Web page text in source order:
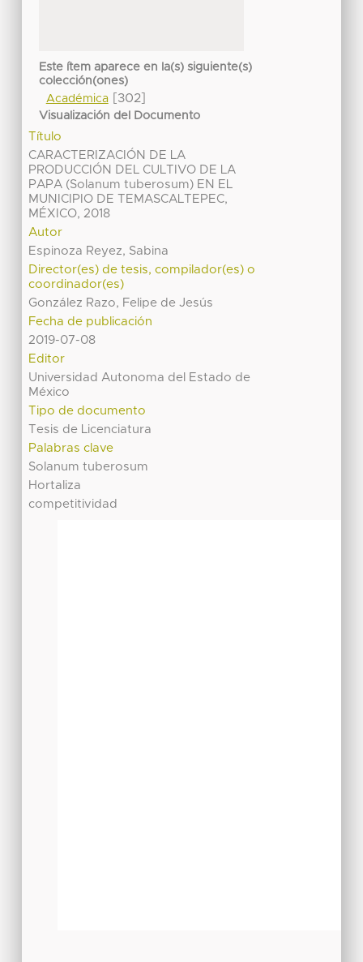
Este ítem aparece en la(s) siguiente(s)
colección(ones)
Académica[302]
Visualización del Documento
Título
CARACTERIZACIÓN DE LA
PRODUCCIÓN DEL CULTIVO DE LA
PAPA (Solanum tuberosum) EN EL
MUNICIPIO DE TEMASCALTEPEC,
MÉXICO, 2018
Autor
Espinoza Reyez, Sabina
Director(es) de tesis, compilador(es) o
coordinador(es)
González Razo, Felipe de Jesús
Fecha de publicación
2019-07-08
Editor
Universidad Autonoma del Estado de
México
Tipo de documento
Tesis de Licenciatura
Palabras clave
Solanum tuberosum
Hortaliza
competitividad